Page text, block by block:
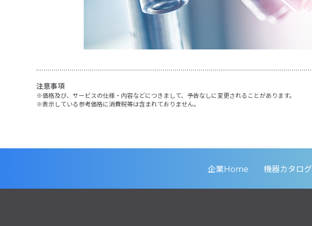
注意事項
価格及び、サービスの仕様・内容などにつきまして、予告なしに変更されることがあります。
表示している参考価格に消費税等は含まれておりません。
企業Home 機器カタログ